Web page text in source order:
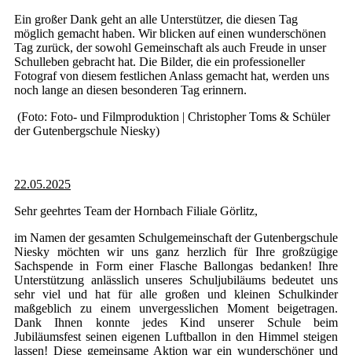
Ein großer Dank geht an alle Unterstützer, die diesen Tag
möglich gemacht haben. Wir blicken auf einen wunderschönen
Tag zurück, der sowohl Gemeinschaft als auch Freude in unser
Schulleben gebracht hat. Die Bilder, die ein professioneller
Fotograf von diesem festlichen Anlass gemacht hat, werden uns
noch lange an diesen besonderen Tag erinnern.
(Foto: Foto- und Filmproduktion | Christopher Toms & Schüler
der Gutenbergschule Niesky)
22.05.2025
Sehr geehrtes Team der Hornbach Filiale Görlitz,
im Namen der gesamten Schulgemeinschaft der Gutenbergschule
Niesky möchten wir uns ganz herzlich für Ihre großzügige
Sachspende in Form einer Flasche Ballongas bedanken! Ihre
Unterstützung anlässlich unseres Schuljubiläums bedeutet uns
sehr viel und hat für alle großen und kleinen Schulkinder
maßgeblich zu einem unvergesslichen Moment beigetragen.
Dank Ihnen konnte jedes Kind unserer Schule beim
Jubiläumsfest seinen eigenen Luftballon in den Himmel steigen
lassen! Diese gemeinsame Aktion war ein wunderschöner und